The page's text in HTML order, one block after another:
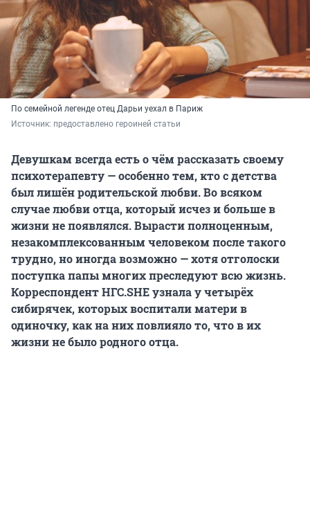
По семейной легенде отец Дарьи уехал в Париж
Источник: предоставлено героиней статьи
Девушкам всегда есть о чём рассказать своему
психотерапевту — особенно тем, кто с детства
был лишён родительской любви. Во всяком
случае любви отца, который исчез и больше в
жизни не появлялся. Вырасти полноценным,
незакомплексованным человеком после такого
трудно, но иногда возможно — хотя отголоски
поступка папы многих преследуют всю жизнь.
Корреспондент НГС.SHEузнала у четырёх
сибирячек, которых воспитали матери в
одиночку, как на них повлияло то, что в их
жизни не было родного отца.